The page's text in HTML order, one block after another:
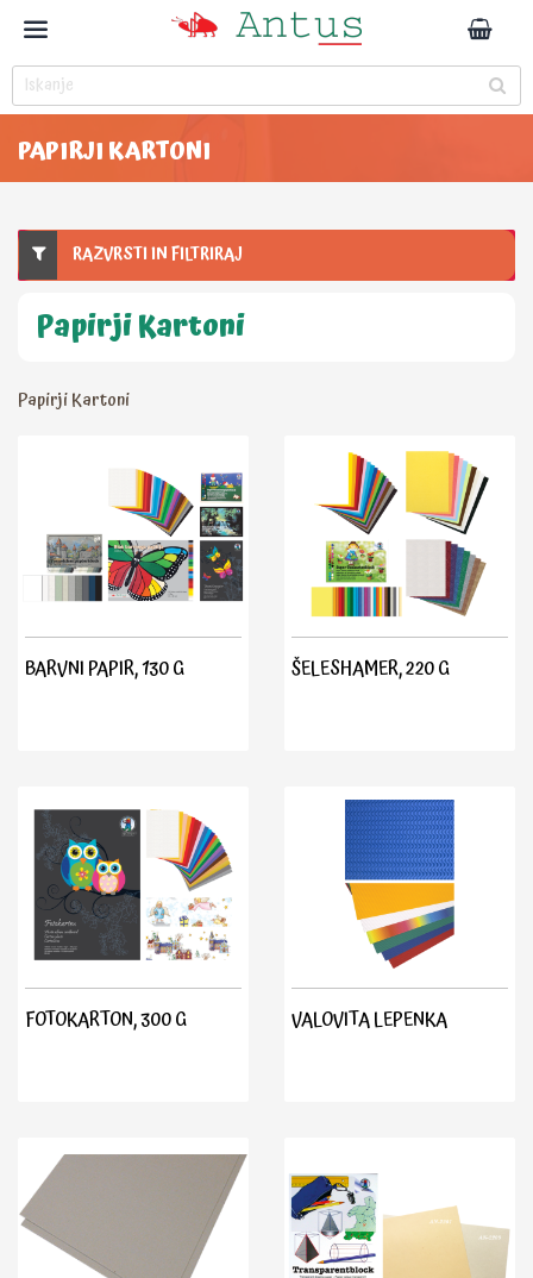
PAPIRJI KARTONI
RAZVRSTI IN FILTRIRAJ
Papirji Kartoni
Papirji Kartoni
BARVNI PAPIR, 130 G ŠELESHAMER, 220 G
FOTOKARTON, 300 G VALOVITA LEPENKA